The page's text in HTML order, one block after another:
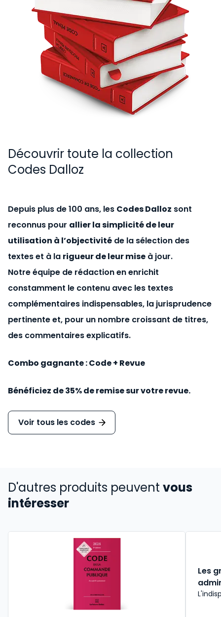
Découvrir toute la collection
Codes Dalloz
Depuis plus de 100 ans, les Codes Dalloz sont
reconnus pour allier la simplicité de leur
utilisation à l’objectivité de la sélection des
textes et à la rigueur de leur mise à jour.
Notre équipe de rédaction en enrichit
constamment le contenu avec les textes
complémentaires indispensables, la jurisprudence
pertinente et, pour un nombre croissant de titres,
des commentaires explicatifs.
Combo gagnante : Code + Revue
Bénéficiez de 35% de remise sur votre revue.
Voir tous les codes
D'autres produits peuvent vous
intéresser
Les